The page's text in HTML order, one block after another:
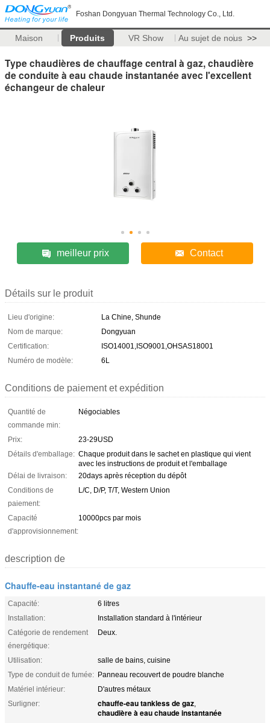
Foshan Dongyuan Thermal Technology Co., Ltd.
Maison Produits VR Show Au sujet de nous >>
Type chaudières de chauffage central à gaz, chaudière
de conduite à eau chaude instantanée avec l'excellent
échangeur de chaleur
meilleur prix Contact
Détails sur le produit
Lieu d'origine:
La Chine, Shunde
Nom de marque:
Dongyuan
Certification:
ISO14001,ISO9001,OHSAS18001
Numéro de modèle:
6L
Conditions de paiement et expédition
Quantité de
commande min:
Négociables
Prix:
23-29USD
Détails d'emballage: Chaque produit dans le sachet en plastique qui vient
avec les instructions de produit et l'emballage
Délai de livraison:
20days après réception du dépôt
Conditions de
paiement:
L/C, D/P, T/T, Western Union
Capacité
d'approvisionnement:
10000pcs par mois
description de
Chauffe-eau instantané de gaz
Capacité:
6 litres
Installation:
Installation standard à l'intérieur
Catégorie de rendement
énergétique:
Deux.
Utilisation:
salle de bains, cuisine
Type de conduit de fumée: Panneau recouvert de poudre blanche
Matériel intérieur:
D'autres métaux
Surligner:
chauffe-eau tankless de gaz,
chaudière à eau chaude instantanée